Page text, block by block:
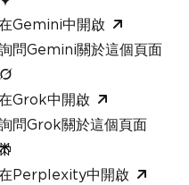
Gemini中開啟
問Gemini關於這個頁面
Grok中開啟
問Grok關於這個頁面
Perplexity中開啟